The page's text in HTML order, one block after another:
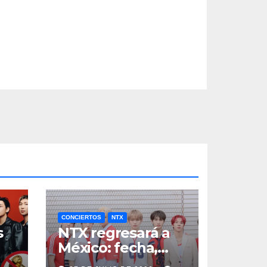
CONCIERTOS NTX
NTX regresará a
México: fecha,
boletos y